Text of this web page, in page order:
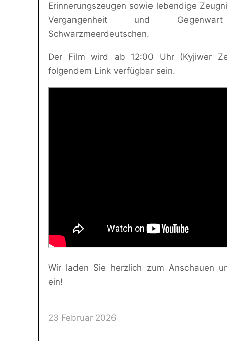
Erinnerungszeugen sowie lebendige
Vergangenheit und
Schwarzmeerdeutschen.
Der Film wird ab 12:00 Uhr (Kyjiwer
folgendem Link verfügbar sein.
Wir laden Sie herzlich zum Anschauen
ein!
23 Februar 2026